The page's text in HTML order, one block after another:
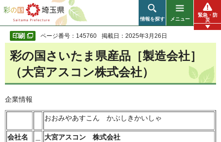
彩の国 埼玉県
情報を探す メニュー
緊急・防
災
ページ番号：145760 掲載日：2025年3月26日
彩の国さいたま県産品［製造会社］
（大宮アスコン株式会社）
企業情報
おおみやあすこん かぶしきかいしゃ
会社名 大宮アスコン 株式会社